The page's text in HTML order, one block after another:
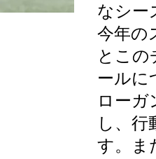
なシー
今年の
とこの
ールに
ローガ
し、行
す。ま